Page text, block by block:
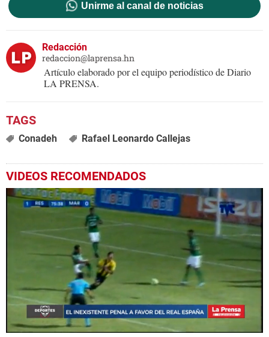
Unirme al canal de noticias
Redacción
redaccion@laprensa.hn
Artículo elaborado por el equipo periodístico de Diario
LA PRENSA.
Conadeh Rafael Leonardo Callejas
VIDEOS RECOMENDADOS